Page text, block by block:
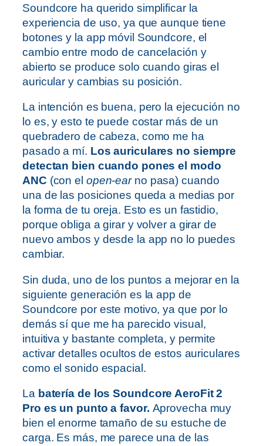
Soundcore ha querido simplificar la
experiencia de uso, ya que aunque tiene
botones y la app móvil Soundcore, el
cambio entre modo de cancelación y
abierto se produce solo cuando giras el
auricular y cambias su posición.
La intención es buena, pero la ejecución no
lo es, y esto te puede costar más de un
quebradero de cabeza, como me ha
pasado a mí. Los auriculares no siempre
detectan bien cuando pones el modo
ANC (con el open-earno pasa) cuando
una de las posiciones queda a medias por
la forma de tu oreja. Esto es un fastidio,
porque obliga a girar y volver a girar de
nuevo ambos y desde la app no lo puedes
cambiar.
Sin duda, uno de los puntos a mejorar en la
siguiente generación es la app de
Soundcore por este motivo, ya que por lo
demás sí que me ha parecido visual,
intuitiva y bastante completa, y permite
activar detalles ocultos de estos auriculares
como el sonido espacial.
La batería de los Soundcore AeroFit 2
Pro es un punto a favor. Aprovecha muy
bien el enorme tamaño de su estuche de
carga. Es más, me parece una de las